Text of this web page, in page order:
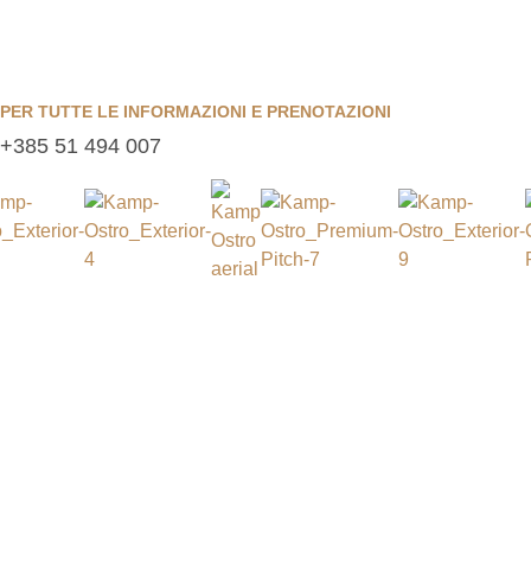
PER TUTTE LE INFORMAZIONI E PRENOTAZIONI
+385 51 494 007